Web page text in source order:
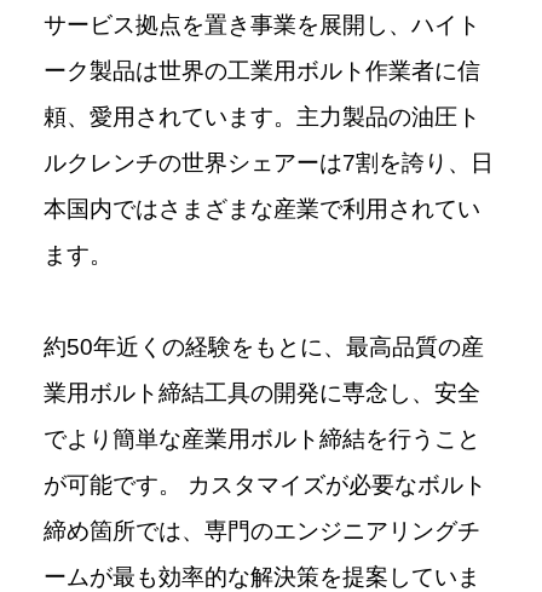
サービス拠点を置き事業を展開し、ハイト
ーク製品は世界の工業用ボルト作業者に信
頼、愛用されています。主力製品の油圧ト
ルクレンチの世界シェアーは7割を誇り、日
本国内ではさまざまな産業で利用されてい
ます。
約50年近くの経験をもとに、最高品質の産
業用ボルト締結工具の開発に専念し、安全
でより簡単な産業用ボルト締結を行うこと
が可能です。 カスタマイズが必要なボルト
締め箇所では、専門のエンジニアリングチ
ームが最も効率的な解決策を提案していま